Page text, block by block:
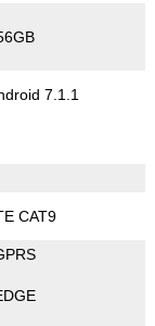
7.1.1
CAT9